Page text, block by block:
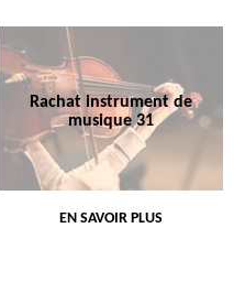
Rachat instrument de
musique 31
EN SAVOIR PLUS